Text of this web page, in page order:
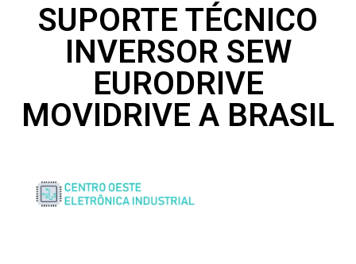
SUPORTE TÉCNICO
INVERSOR SEW
EURODRIVE
MOVIDRIVE A BRASIL